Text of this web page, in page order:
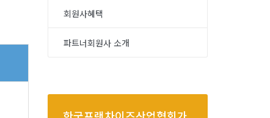
회원사혜택
파트너회원사 소개